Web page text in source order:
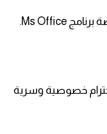
خصوصية وسرية